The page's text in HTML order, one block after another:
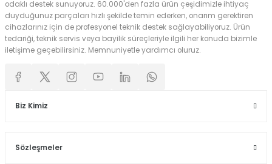
odaklı destek sunuyoruz. 60.000'den fazla ürün çeşidimizle ihtiyaç
duyduğunuz parçaları hızlı şekilde temin ederken, onarım gerektiren
cihazlarınız için de profesyonel teknik destek sağlayabiliyoruz. Ürün
tedariği, teknik servis veya bayilik süreçleriyle ilgili her konuda bizimle
iletişime geçebilirsiniz. Memnuniyetle yardımcı oluruz.
Biz Kimiz
Sözleşmeler